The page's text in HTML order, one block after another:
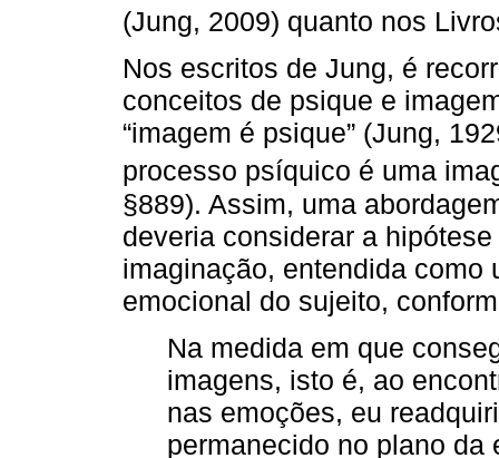
(Jung, 2009) quanto nos
Nos escritos de Jung, é
conceitos de psique e
“imagem é psique” (Jung,
processo psíquico é uma
§889). Assim, uma
deveria considerar a
imaginação, entendida como
emocional do sujeito,
Na medida em que
imagens, isto é, ao
nas emoções, eu
permanecido no plano da